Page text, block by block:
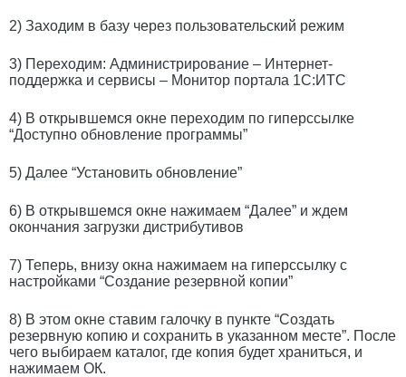
2) Заходим в базу через пользовательский режим
3) Переходим: Администрирование – Интернет-
поддержка и сервисы – Монитор портала 1С:ИТС
4) В открывшемся окне переходим по гиперссылке
“Доступно обновление программы”
5) Далее “Установить обновление”
6) В открывшемся окне нажимаем “Далее” и ждем
окончания загрузки дистрибутивов
7) Теперь, внизу окна нажимаем на гиперссылку с
настройками “Создание резервной копии”
8) В этом окне ставим галочку в пункте “Создать
резервную копию и сохранить в указанном месте”. После
чего выбираем каталог, где копия будет храниться, и
нажимаем ОК.